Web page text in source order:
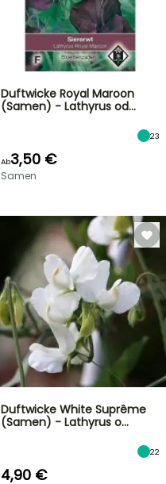
Duftwicke Royal Maroon
(Samen) - Lathyrus od…
23
Ab3,50 €
Samen
Duftwicke White Suprême
(Samen) - Lathyrus o…
22
4,90 €